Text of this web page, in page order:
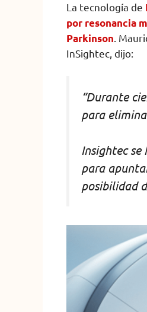
La tecnología de
por resonancia
Parkinson.
InSightec, dijo:
“Durante
para
Insightec
para
posibilidad